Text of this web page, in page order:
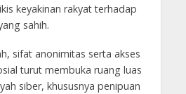
keyakinan rakyat terhadap
sahih.
sifat anonimitas serta akses
turut membuka ruang luas
siber, khususnya penipuan